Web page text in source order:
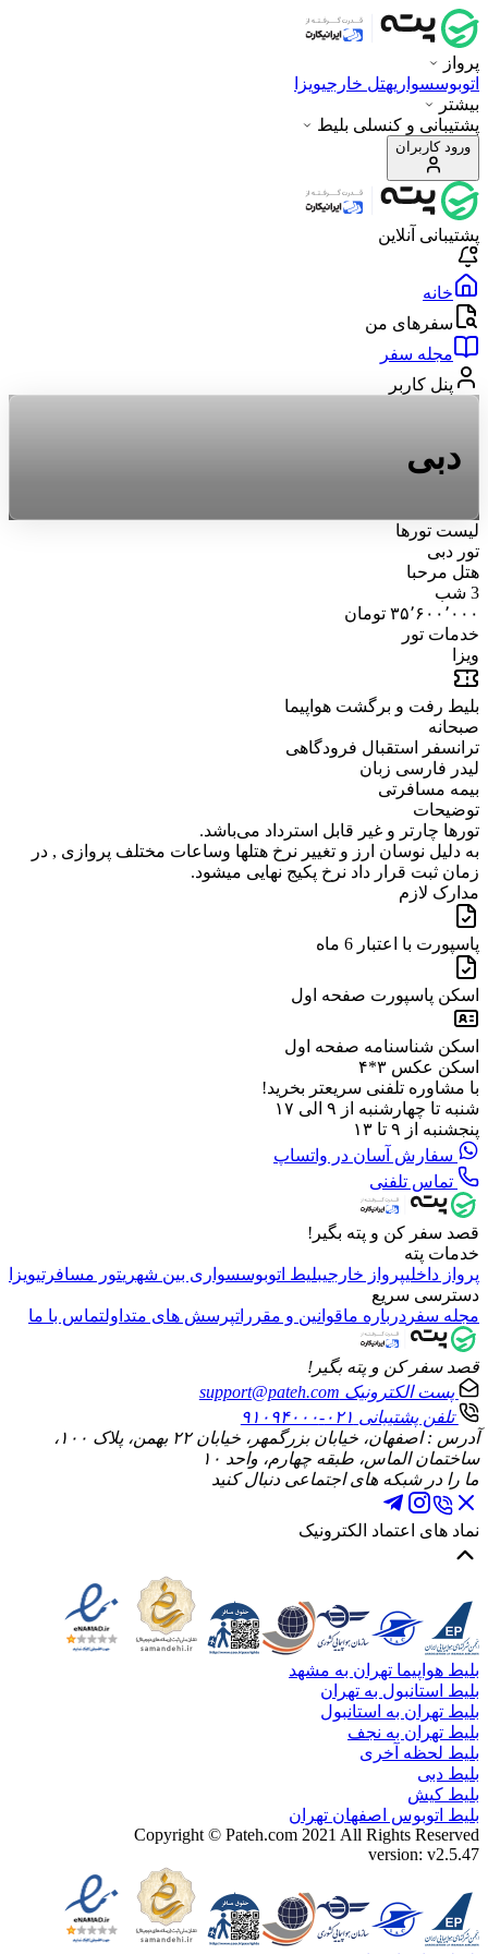
پرواز
اتوبوسسواریهتل خارجیویزا
بیشتر
پشتیبانی و کنسلی بلیط
ورود کاربران
پشتیبانی آنلاین
خانه
سفرهای من
مجله سفر
پنل کاربر
دبی
لیست تورها
تور دبی
هتل مرحبا
3 شب
۳۵٬۶۰۰٬۰۰۰ تومان
خدمات تور
ویزا
بلیط رفت و برگشت هواپیما
صبحانه
ترانسفر استقبال فرودگاهی
لیدر فارسی زبان
بیمه مسافرتی
توضیحات
تورها چارتر و غیر قابل استرداد می‌باشد.
به دلیل نوسان ارز و تغییر نرخ هتلها وساعات مختلف پروازی , در
زمان ثبت قرار داد نرخ پکیج نهایی میشود.
مدارک لازم
پاسپورت با اعتبار 6 ماه
اسکن پاسپورت صفحه اول
اسکن شناسنامه صفحه اول
اسکن عکس ۳*۴
با مشاوره تلفنی سریعتر بخرید!
شنبه تا چهارشنبه از ۹ الی ۱۷
پنجشنبه از ۹ تا ۱۳
سفارش آسان در واتساپ
تماس تلفنی
قصد سفر کن و پته بگیر!
خدمات پته
پرواز داخلیپرواز خارجیبلیط اتوبوسسواری بین شهریتور مسافرتیویزا
دسترسی سریع
مجله سفر درباره ماقوانین و مقرراتپرسش های متداولتماس با ما
قصد سفر کن و پته بگیر!
پست الکترونیک support@pateh.com
تلفن پشتیبانی ۰۲۱-۹۱۰۹۴۰۰۰
آدرس : اصفهان، خیابان بزرگمهر، خیابان ۲۲ بهمن، پلاک ۱۰۰،
ساختمان الماس، طبقه چهارم، واحد ۱۰
ما را در شبکه های اجتماعی دنبال کنید
نماد های اعتماد الکترونیک
بلیط هواپیما تهران به مشهد
بلیط استانبول به تهران
بلیط تهران به استانبول
بلیط تهران به نجف
بلیط لحظه آخری
بلیط دبی
بلیط کیش
بلیط اتوبوس اصفهان تهران
Copyright © Pateh.com 2021 All Rights Reserved
version: v2.5.47